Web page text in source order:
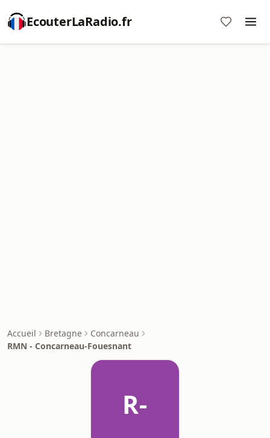
EcouterLaRadio.fr
Accueil Bretagne
Concarneau
RMN - Concarneau-Fouesnant
R-